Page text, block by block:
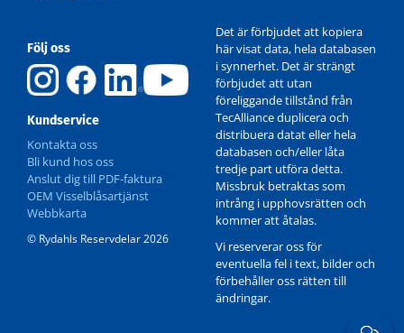
Följ oss
Kundservice
Kontakta oss
Bli kund hos oss
Anslut dig till PDF-faktura
OEM Visselblåsartjänst
Webbkarta
© Rydahls Reservdelar 2026
Det är förbjudet att kopiera
här visat data, hela databasen
i synnerhet. Det är strängt
förbjudet att utan
föreliggande tillstånd från
TecAlliance duplicera och
distribuera datat eller hela
databasen och/eller låta
tredje part utföra detta.
Missbruk betraktas som
intrång i upphovsrätten och
kommer att åtalas.
Vi reserverar oss för
eventuella fel i text, bilder och
förbehåller oss rätten till
ändringar.